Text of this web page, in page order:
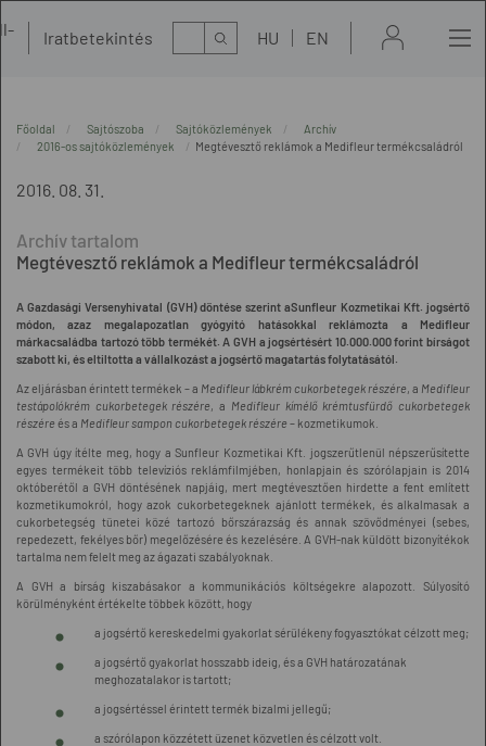
Iratbetekintés Kereső HU EN
Főoldal Sajtószoba Sajtóközlemények
Archív
2016-os sajtóközlemények
Megtévesztő reklámok a Medifleur termékcsaládról
2016. 08. 31.
Megtévesztő reklámok a Medifleur termékcsaládról
A Gazdasági Versenyhivatal (GVH) döntése szerint aSunfleur Kozmetikai Kft. jogsértő
módon, azaz megalapozatlan gyógyító hatásokkal reklámozta a Medifleur
márkacsaládba tartozó több termékét. A GVH a jogsértésért 10.000.000 forint bírságot
szabott ki, és eltiltotta a vállalkozást a jogsértő magatartás folytatásától.
Az eljárásban érintett termékek – a Medifleur lábkrém cukorbetegek részére, a Medifleur
testápolókrém cukorbetegek részére, a Medifleur kímélő krémtusfürdő cukorbetegek
részére és a Medifleur sampon cukorbetegek részére – kozmetikumok.
A GVH úgy ítélte meg, hogy a Sunfleur Kozmetikai Kft. jogszerűtlenül népszerűsítette
egyes termékeit több televíziós reklámfilmjében, honlapjain és szórólapjain is 2014
októberétől a GVH döntésének napjáig, mert megtévesztően hirdette a fent említett
kozmetikumokról, hogy azok cukorbetegeknek ajánlott termékek, és alkalmasak a
cukorbetegség tünetei közé tartozó bőrszárazság és annak szövődményei (sebes,
repedezett, fekélyes bőr) megelőzésére és kezelésére. A GVH-nak küldött bizonyítékok
tartalma nem felelt meg az ágazati szabályoknak.
A GVH a bírság kiszabásakor a kommunikációs költségekre alapozott. Súlyosító
körülményként értékelte többek között, hogy
a jogsértő kereskedelmi gyakorlat sérülékeny fogyasztókat célzott meg;
a jogsértő gyakorlat hosszabb ideig, és a GVH határozatának
meghozatalakor is tartott;
a jogsértéssel érintett termék bizalmi jellegű;
a szórólapon közzétett üzenet közvetlen és célzott volt.